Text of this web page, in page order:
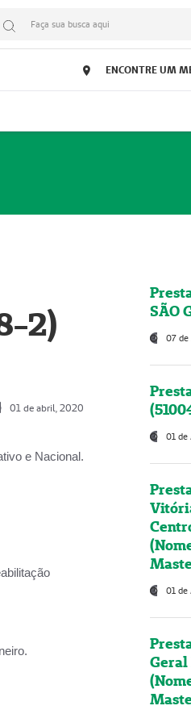
Faça sua busca aqui
ENCONTRE UM
2)
01 de abril, 2020
e Nacional.
SÃO
07 de
01 de
01 de
Geral